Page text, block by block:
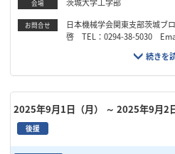
会場
お問合せ
日本機械学会関東支部茨城
啓 TEL：0294-38-5030
2025年9月1日（月） ～ 2025年9月2
後援